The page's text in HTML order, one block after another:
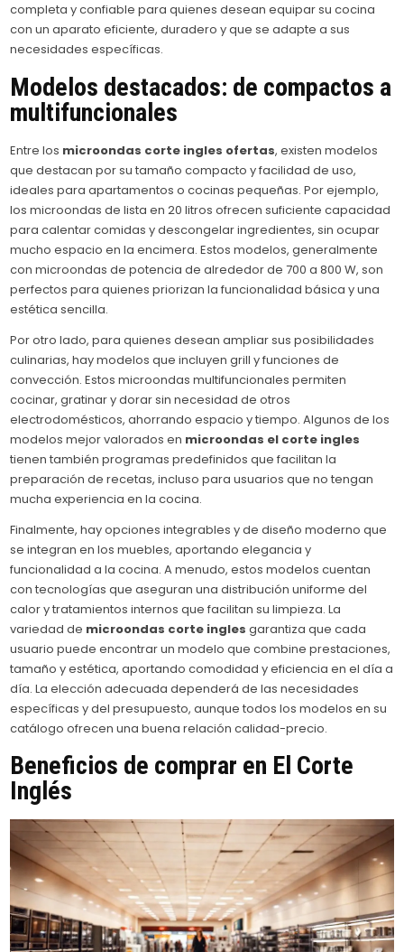
completa y confiable para quienes desean equipar su cocina
con un aparato eficiente, duradero y que se adapte a sus
necesidades específicas.
Modelos destacados: de compactos a
multifuncionales
Entre los microondas corte ingles ofertas, existen modelos
que destacan por su tamaño compacto y facilidad de uso,
ideales para apartamentos o cocinas pequeñas. Por ejemplo,
los microondas de lista en 20 litros ofrecen suficiente capacidad
para calentar comidas y descongelar ingredientes, sin ocupar
mucho espacio en la encimera. Estos modelos, generalmente
con microondas de potencia de alrededor de 700 a 800 W, son
perfectos para quienes priorizan la funcionalidad básica y una
estética sencilla.
Por otro lado, para quienes desean ampliar sus posibilidades
culinarias, hay modelos que incluyen grill y funciones de
convección. Estos microondas multifuncionales permiten
cocinar, gratinar y dorar sin necesidad de otros
electrodomésticos, ahorrando espacio y tiempo. Algunos de los
modelos mejor valorados en microondas el corte ingles
tienen también programas predefinidos que facilitan la
preparación de recetas, incluso para usuarios que no tengan
mucha experiencia en la cocina.
Finalmente, hay opciones integrables y de diseño moderno que
se integran en los muebles, aportando elegancia y
funcionalidad a la cocina. A menudo, estos modelos cuentan
con tecnologías que aseguran una distribución uniforme del
calor y tratamientos internos que facilitan su limpieza. La
variedad de microondas corte ingles garantiza que cada
usuario puede encontrar un modelo que combine prestaciones,
tamaño y estética, aportando comodidad y eficiencia en el día a
día. La elección adecuada dependerá de las necesidades
específicas y del presupuesto, aunque todos los modelos en su
catálogo ofrecen una buena relación calidad-precio.
Beneficios de comprar en El Corte
Inglés